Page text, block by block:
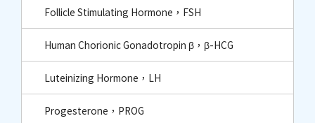
Follicle Stimulating Hormone，FSH
Human Chorionic Gonadotropin β，β-HCG
Luteinizing Hormone，LH
Progesterone，PROG